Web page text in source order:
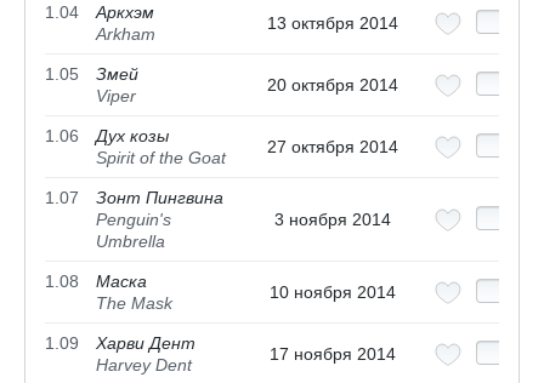
1.04
Аркхэм
Arkham
13 октября 2014
1.05
Змей
Viper
20 октября 2014
1.06
Дух козы
Spirit of the Goat
27 октября 2014
1.07
Зонт Пингвина
Penguin's
Umbrella
3 ноября 2014
1.08
Маска
The Mask
10 ноября 2014
1.09
Харви Дент
Harvey Dent
17 ноября 2014